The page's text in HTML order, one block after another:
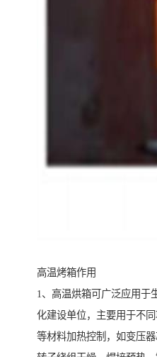
高温烤箱作用
1、高温烘箱可广泛应用于
化建设单位，主要用于不
等材料加热控制，如变压